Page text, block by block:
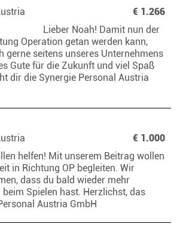
€ 1.266
Lieber Noah! Damit nun der
Operation getan werden kann,
gerne seitens unseres Unternehmens
Gute für die Zukunft und viel Spaß
dir die Synergie Personal Austria
€ 1.000
helfen! Mit unserem Beitrag wollen
in Richtung OP begleiten. Wir
dass du bald wieder mehr
Spielen hast. Herzlichst, das
Austria GmbH